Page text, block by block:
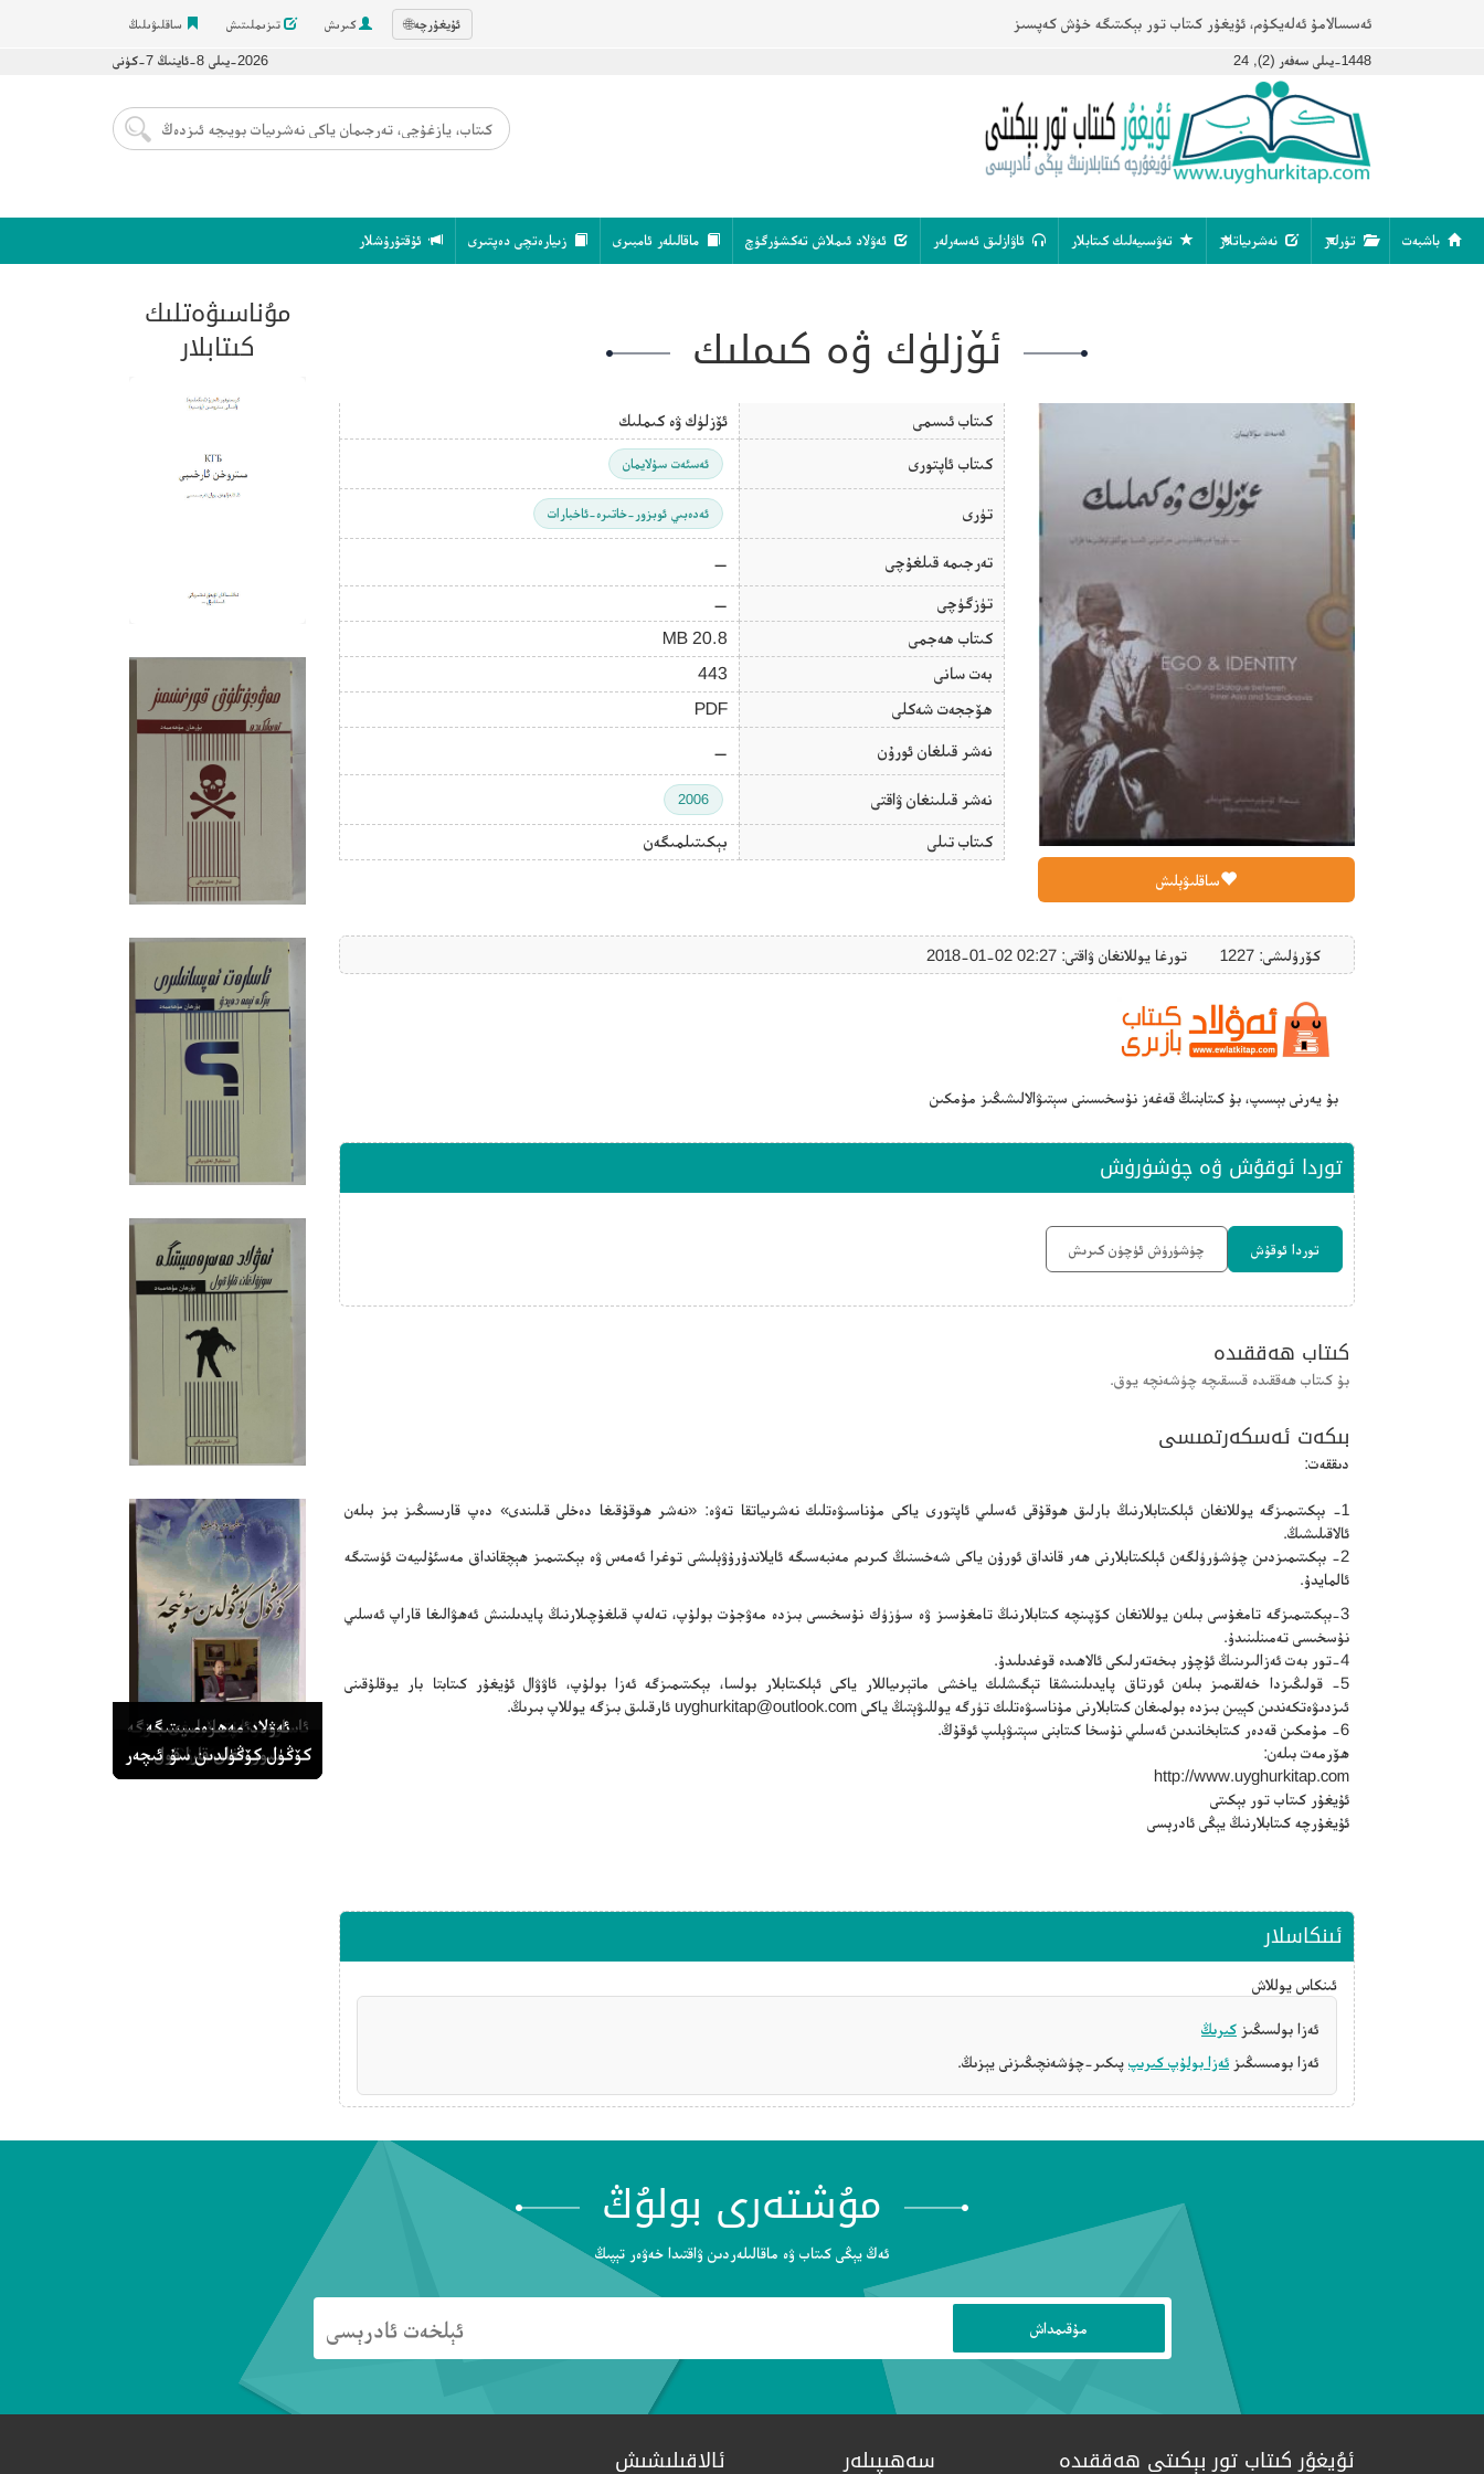
ئەسسالامۇ ئەلەيكۇم، ئۇيغۇر كىتاب تور بېكىتىگە خۇش كەپسىز ئۇيغۇرچە🌐 كىرىش تىزىملىتىش ساقلىۋىلىڭ
1448-يىلى سەفەر (2), 24 2026-يىلى 8-ئاينىڭ 7-كۈنى
باشبەت تۈرلەر نەشرىياتلار تەۋسىيەلىك كىتابلار ئاۋازلىق ئەسەرلەر ئەۋلاد ئىملاش تەكشۈرگۈچ ماقالىلەر ئامبىرى زىيارەتچى دەپتىرى ئۇقتۇرۇشلار
ئۆزلۈك ۋە كىملىك
ساقلىۋېلىش
كىتاب ئىسمى ئۆزلۈك ۋە كىملىك
كىتاب ئاپتورى ئەسئەت سۇلايمان
تۈرى ئەدەبىي ئوبزور-خاتىرە-ئاخبارات
تەرجىمە قىلغۇچى —
تۈزگۈچى
—
كىتاب ھەجمى
20.8 MB
بەت سانى
443
ھۆججەت شەكلى
PDF
نەشر قىلغان ئورۇن —
نەشر قىلىنغان ۋاقتى 2006
كىتاب تىلى بېكىتىلمىگەن
كۆرۈلىشى: 1227 تورغا يوللانغان ۋاقتى: ‎2018-01-02 02:27
بۇ يەرنى بېسىپ، بۇ كىتابنىڭ قەغەز نۇسخىسىنى سېتىۋالالىشىڭىز مۇمكىن
توردا ئوقۇش ۋە چۈشۈرۈش
توردا ئوقۇش چۈشۈرۈش ئۈچۈن كىرىش
كىتاب ھەققىدە
بۇ كىتاب ھەققىدە قىسقىچە چۈشەنچە يوق.
بىكەت ئەسكەرتمىسى
دىققەت:
1- بېكىتىمىزگە يوللانغان ئېلكىتابلارنىڭ بارلىق ھوقۇقى ئەسلىي ئاپتورى ياكى مۇناسىۋەتلىك نەشرىياتقا تەۋە: «نەشر ھوقۇقىغا دەخلى قىلىندى» دەپ قارىسىڭىز بىز بىلەن
ئالاقىلىشىڭ.
2- بېكىتىمىزدىن چۈشۈرۈلگەن ئېلكىتابلارنى ھەر قانداق ئورۇن ياكى شەخسنىڭ كىرىم مەنبەسىگە ئايلاندۇرۇۋېلىشى توغرا ئەمەس ۋە بېكىتىمىز ھېچقانداق مەسئۇلىيەت ئۈستىگە
ئالمايدۇ.
3-بېكىتىمىزگە تامغۇسى بىلەن يوللانغان كۆپىنچە كىتابلارنىڭ تامغۇسىز ۋە سۈزۈك نۇسخىسى بىزدە مەۋجۇت بولۇپ، تەلەپ قىلغۇچىلارنىڭ پايدىلىنىش ئەھۋالىغا قاراپ ئەسلىي
نۇسخىسى تەمىنلىنىدۇ.
4-تور بەت ئەزالىرىنىڭ ئۇچۇر بىخەتەرلىكى ئالاھىدە قوغدىلىدۇ.
5- قولىڭىزدا خەلقىمىز بىلەن ئورتاق پايدىلىنىشقا تېگىشلىك ياخشى ماتېرىياللار ياكى ئېلكىتابلار بولسا، بېكىتىمىزگە ئەزا بولۇپ، ئاۋۋال ئۇيغۇر كىتابتا بار يوقلۇقىنى
ئىزدىۋەتكەندىن كېيىن بىزدە بولمىغان كىتابلارنى مۇناسىۋەتلىك تۈرگە يوللىۋېتىڭ ياكى uyghurkitap@outlook.com ئارقىلىق بىزگە يوللاپ بىرىڭ.
6- مۇمكىن قەدەر كىتابخانىدىن ئەسلىي نۇسخا كىتابنى سېتىۋېلىپ ئوقۇڭ.
ھۆرمەت بىلەن:
http://www.uyghurkitap.com
ئۇيغۇر كىتاب تور بېكىتى
ئۇيغۇرچە كىتابلارنىڭ يېڭى ئادرېسى
ئىنكاسلار
ئىنكاس يوللاش
ئەزا بولسىڭىز كىرىڭ
ئەزا بومىسىڭىز ئەزا بولۇپ كىرىپ پىكىر-چۈشەنچىڭىزنى يېزىڭ.
مۇناسىۋەتلىك
كىتابلار
مىتروخن ئارخىبى
مەۋجۇتلۇق قورغىنىمىز
تەھلىكىدە
ئاسارەت ئەپسانىلىرى بىزگە
نېمە دەيدۇ؟
ئەۋلاد مەھرەمىيىتىگە
سوزۇلغان قارا قول
كۆڭۈل كۆڭۈلدىن سۇ ئىچەر
مۇشتەرى بولۇڭ
ئەڭ يېڭى كىتاب ۋە ماقالىلەردىن ۋاقتىدا خەۋەر تېپىڭ
ئۇيغۇر كىتاب تور بېكىتى ھەققىدە سەھىپىلەر ئالاقىلىشىش